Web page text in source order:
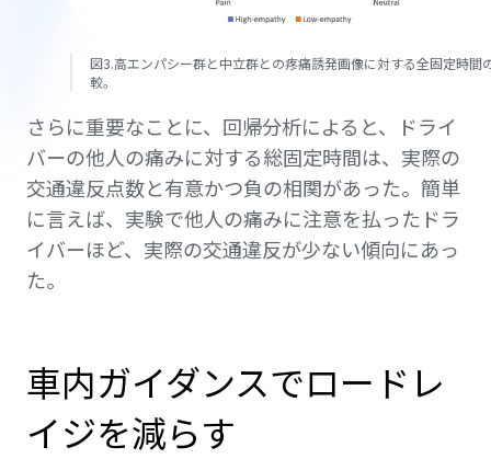
図3.高エンパシー群と中立群との疼痛誘発画像に対する全固定時間
較。
さらに重要なことに、回帰分析によると、ドライ
バーの他人の痛みに対する総固定時間は、実際の
交通違反点数と有意かつ負の相関があった。簡単
に言えば、実験で他人の痛みに注意を払ったドラ
イバーほど、実際の交通違反が少ない傾向にあっ
た。
車内ガイダンスでロードレ
イジを減らす